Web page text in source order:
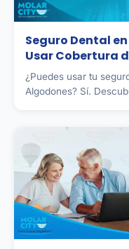
Seguro Dental
Usar Cobertura
¿Puedes usar tu
Algodones? Sí.